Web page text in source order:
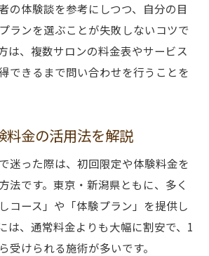
の体験談を参考にしつつ、自分の目
ランを選ぶことが失敗しないコツで
は、複数サロンの料金表やサービス
できるまで問い合わせを行うことを
料金の活用法を解説
迷った際は、初回限定や体験料金を
法です。東京・新潟県ともに、多く
コース」や「体験プラン」を提供し
は、通常料金よりも大幅に割安で、1
受けられる施術が多いです。